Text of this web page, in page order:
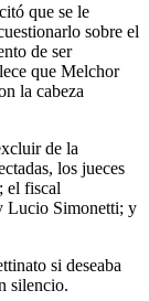
que se le
sobre el
de ser
que Melchor
la cabeza
de la
los jueces
el fiscal
Lucio Simonetti; y
si deseaba
silencio.